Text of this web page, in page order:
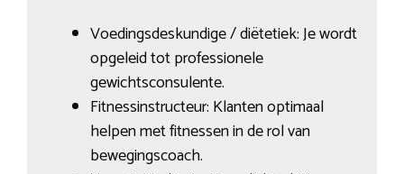
Voedingsdeskundige / diëtetiek: Je wordt
opgeleid tot professionele
gewichtsconsulente.
Fitnessinstructeur: Klanten optimaal
helpen met fitnessen in de rol van
bewegingscoach.